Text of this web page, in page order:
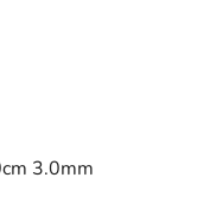
3.0mm